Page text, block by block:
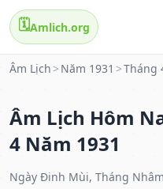
🗓️Amlich.org
Âm Lịch > Năm 1931 >Tháng
Âm Lịch Hôm
4 Năm 1931
Ngày Đinh Mùi, Tháng